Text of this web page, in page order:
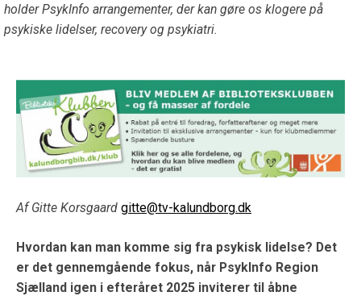
holder PsykInfo arrangementer, der kan gøre os klogere på
psykiske lidelser, recovery og psykiatri.
Af Gitte Korsgaard gitte@tv-kalundborg.dk
Hvordan kan man komme sig fra psykisk lidelse? Det
er det gennemgående fokus, når PsykInfo Region
Sjælland igen i efteråret 2025 inviterer til åbne